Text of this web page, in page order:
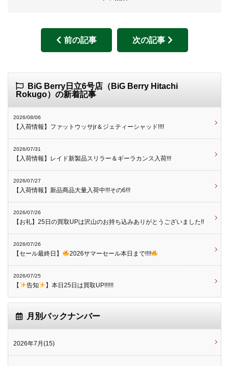
前の記事 次の記事
BiG Berry日立6号店（BiG Berry Hitachi
Rokugo）の新着記事
2026/08/06
【入荷情報】ファットウッサjr＆ジェティーシャッド!!!!
2026/07/31
【入荷情報】レイド新製品スリラー＆ギーラカンス入荷!!!
2026/07/27
【入荷情報】新品商品大量入荷中!!!その6!!!
2026/07/26
【お礼】25日の買取UPは沢山のお持ち込みありがとうございました!!
2026/07/26
【セール最終日】 2026サマーセール本日まで!!!!
2026/07/25
【 告知 】本日25日は買取UP!!!!!!
月別バックナンバー
2026年7月(15)